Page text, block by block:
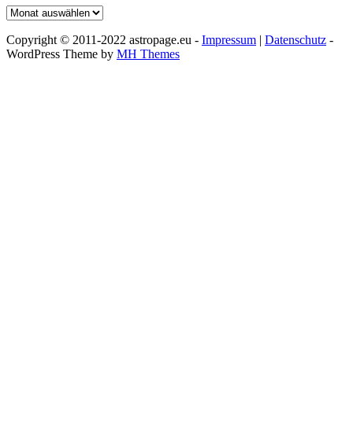
Archiv
Copyright © 2011-2022 astropage.eu - Impressum | Datenschutz -
WordPress Theme by MH Themes